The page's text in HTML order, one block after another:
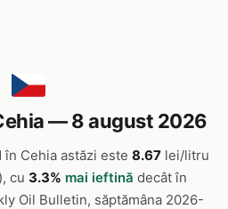
— 8 august 2026
în Cehia astăzi este 8.67lei/litru
cu 3.3% mai ieftină decât în
Oil Bulletin, săptămâna 2026-